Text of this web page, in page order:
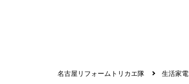
名古屋リフォームトリカエ隊 生活家電